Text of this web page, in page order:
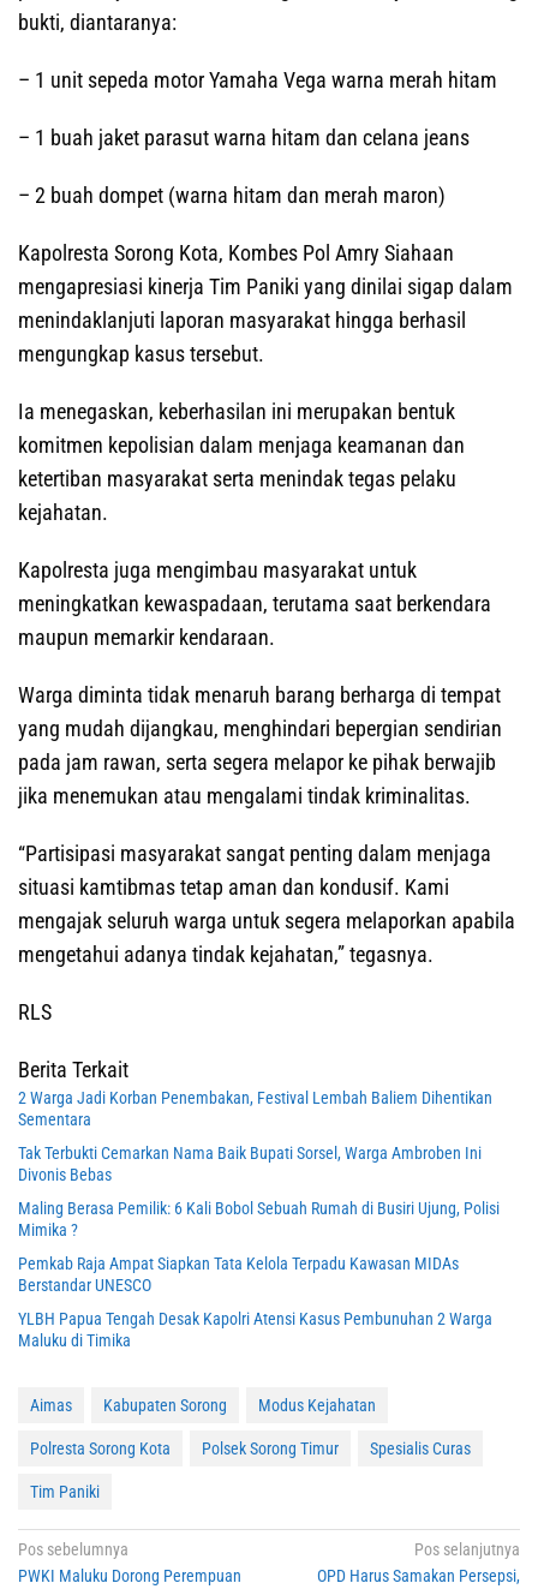
bukti, diantaranya:
– 1 unit sepeda motor Yamaha Vega warna merah hitam
– 1 buah jaket parasut warna hitam dan celana jeans
– 2 buah dompet (warna hitam dan merah maron)
Kapolresta Sorong Kota, Kombes Pol Amry Siahaan
mengapresiasi kinerja Tim Paniki yang dinilai sigap dalam
menindaklanjuti laporan masyarakat hingga berhasil
mengungkap kasus tersebut.
Ia menegaskan, keberhasilan ini merupakan bentuk
komitmen kepolisian dalam menjaga keamanan dan
ketertiban masyarakat serta menindak tegas pelaku
kejahatan.
Kapolresta juga mengimbau masyarakat untuk
meningkatkan kewaspadaan, terutama saat berkendara
maupun memarkir kendaraan.
Warga diminta tidak menaruh barang berharga di tempat
yang mudah dijangkau, menghindari bepergian sendirian
pada jam rawan, serta segera melapor ke pihak berwajib
jika menemukan atau mengalami tindak kriminalitas.
“Partisipasi masyarakat sangat penting dalam menjaga
situasi kamtibmas tetap aman dan kondusif. Kami
mengajak seluruh warga untuk segera melaporkan apabila
mengetahui adanya tindak kejahatan,” tegasnya.
RLS
Berita Terkait
2 Warga Jadi Korban Penembakan, Festival Lembah Baliem Dihentikan
Sementara
Tak Terbukti Cemarkan Nama Baik Bupati Sorsel, Warga Ambroben Ini
Divonis Bebas
Maling Berasa Pemilik: 6 Kali Bobol Sebuah Rumah di Busiri Ujung, Polisi
Mimika ?
Pemkab Raja Ampat Siapkan Tata Kelola Terpadu Kawasan MIDAs
Berstandar UNESCO
YLBH Papua Tengah Desak Kapolri Atensi Kasus Pembunuhan 2 Warga
Maluku di Timika
Aimas Kabupaten Sorong Modus Kejahatan
Polresta Sorong Kota Polsek Sorong Timur Spesialis Curas
Tim Paniki
Navigasi
pos
Pos sebelumnya
PWKI Maluku Dorong Perempuan
Pos selanjutnya
OPD Harus Samakan Persepsi,